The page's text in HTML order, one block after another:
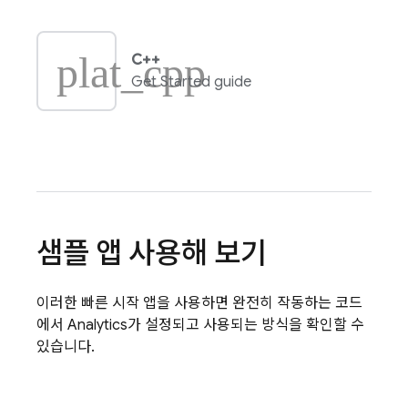
plat_cpp
C++
Get Started guide
샘플 앱 사용해 보기
이러한 빠른 시작 앱을 사용하면 완전히 작동하는 코드
에서 Analytics가 설정되고 사용되는 방식을 확인할 수
있습니다.